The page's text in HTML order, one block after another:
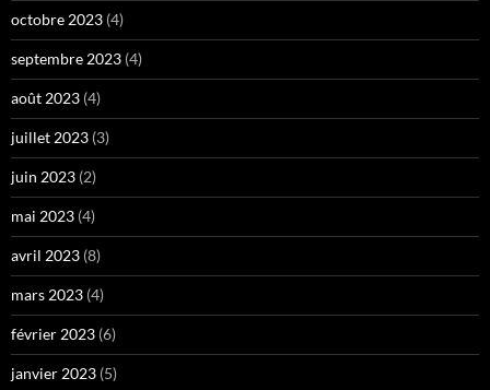
octobre 2023 (4)
septembre 2023 (4)
août 2023 (4)
juillet 2023 (3)
juin 2023 (2)
mai 2023 (4)
avril 2023 (8)
mars 2023 (4)
février 2023 (6)
janvier 2023 (5)